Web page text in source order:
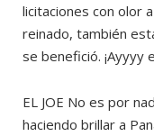
licitaciones con olor
reinado, también
se benefició. ¡Ayyyy
EL JOE No es por
haciendo brillar a